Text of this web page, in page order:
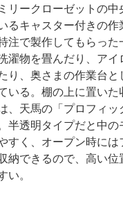
リークローゼットの中
るキャスター付きの作
注で製作してもらった
濯物を畳んだり、アイ
り、奥さまの作業台と
いる。棚の上に置いた
、天馬の「プロフィッ
半透明タイプだと中の
すく、オープン時には
納できるので、高い位
い。